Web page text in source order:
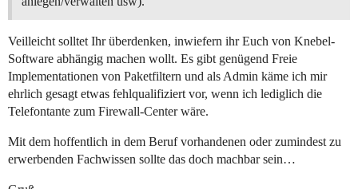
Veilleicht solltet Ihr überdenken, inwiefern ihr Euch von Knebel-
Software abhängig machen wollt. Es gibt genügend Freie
Implementationen von Paketfiltern und als Admin käme ich mir
ehrlich gesagt etwas fehlqualifiziert vor, wenn ich lediglich die
Telefontante zum Firewall-Center wäre.
Mit dem hoffentlich in dem Beruf vorhandenen oder zumindest zu
erwerbenden Fachwissen sollte das doch machbar sein…